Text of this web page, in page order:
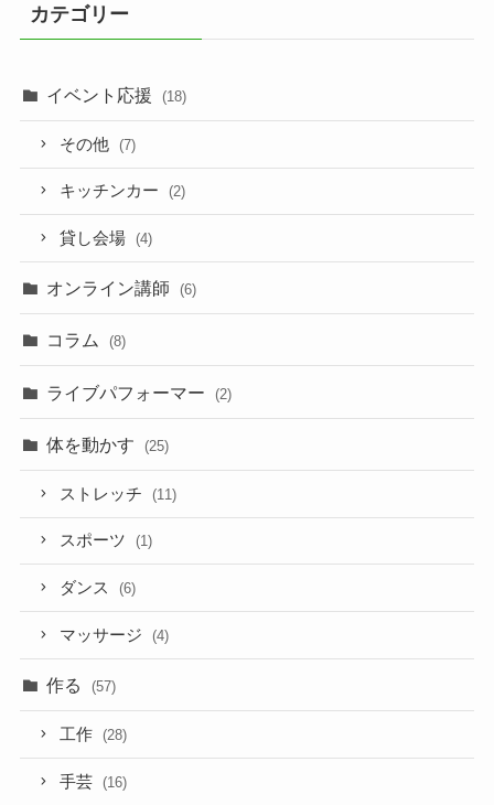
カテゴリー
イベント応援 (18)
その他 (7)
キッチンカー (2)
貸し会場 (4)
オンライン講師 (6)
コラム (8)
ライブパフォーマー (2)
体を動かす (25)
ストレッチ (11)
スポーツ (1)
ダンス (6)
マッサージ (4)
作る (57)
工作 (28)
手芸 (16)